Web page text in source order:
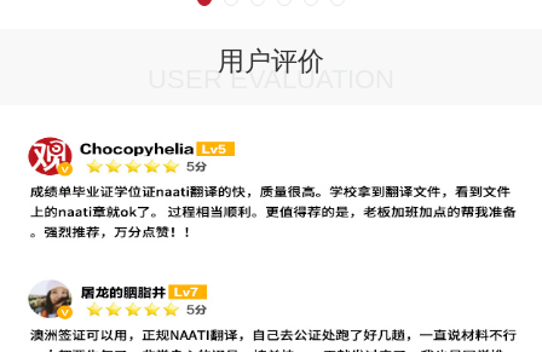
用户评价
USER EVALUATION